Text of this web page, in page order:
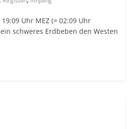
Uhr MEZ (= 02:09 Uhr
schweres Erdbeben den Westen